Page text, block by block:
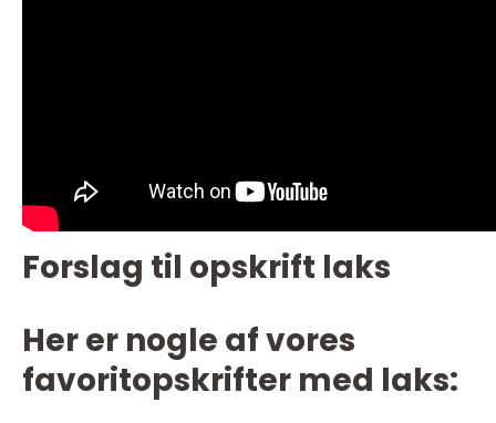
Forslag til opskrift laks
Her er nogle af vores
favoritopskrifter med laks: